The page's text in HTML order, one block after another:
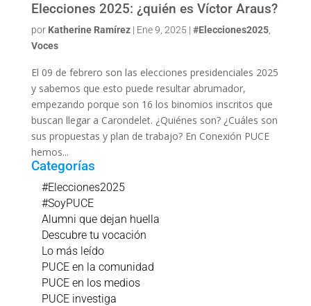
Elecciones 2025: ¿quién es Víctor Araus?
por Katherine Ramírez| Ene 9, 2025 | #Elecciones2025,
Voces
El 09 de febrero son las elecciones presidenciales 2025
y sabemos que esto puede resultar abrumador,
empezando porque son 16 los binomios inscritos que
buscan llegar a Carondelet. ¿Quiénes son? ¿Cuáles son
sus propuestas y plan de trabajo? En Conexión PUCE
hemos...
Categorías
#Elecciones2025
#SoyPUCE
Alumni que dejan huella
Descubre tu vocación
Lo más leído
PUCE en la comunidad
PUCE en los medios
PUCE investiga